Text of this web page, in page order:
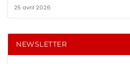
25 avril 2026
NEWSLETTER